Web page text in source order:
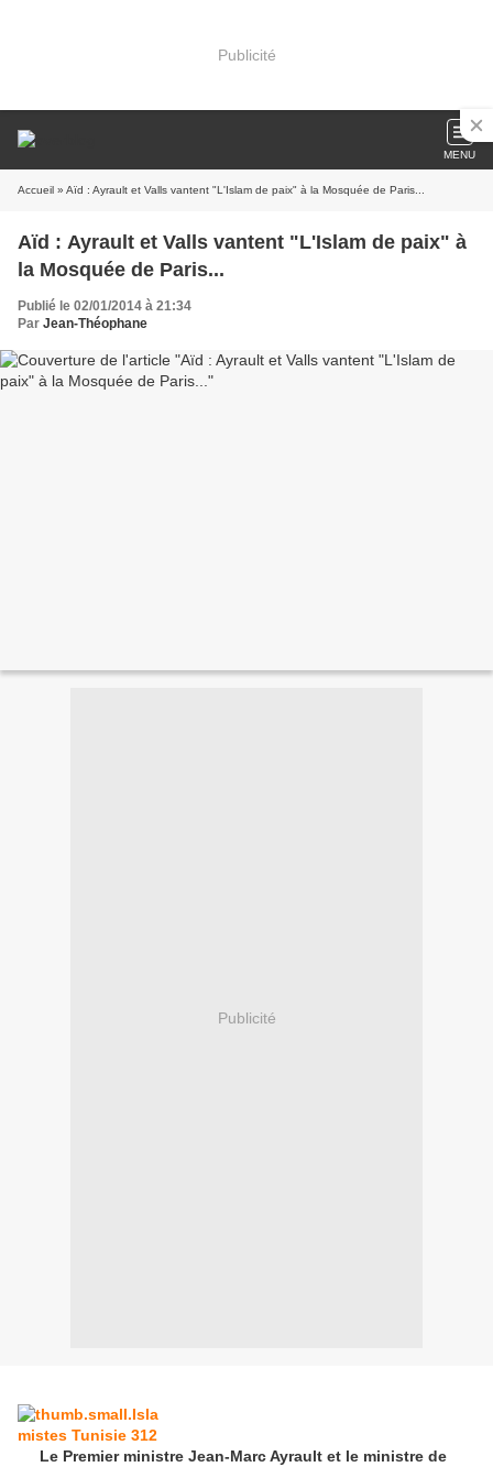
Publicité
MENU
Accueil » Aïd : Ayrault et Valls vantent "L'Islam de paix" à la Mosquée de Paris...
Aïd : Ayrault et Valls vantent "L'Islam de paix" à
la Mosquée de Paris...
Publié le 02/01/2014 à 21:34
Par Jean-Théophane
Publicité
Le Premier ministre Jean-Marc Ayrault et le ministre de